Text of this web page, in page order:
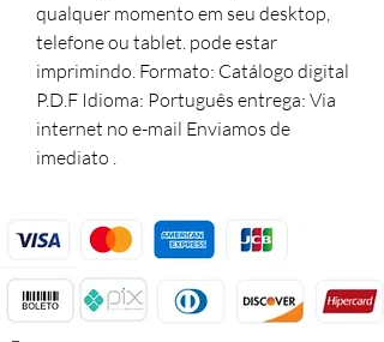
qualquer momento em seu desktop,
telefone ou tablet. pode estar
imprimindo. Formato: Catálogo digital
P.D.F Idioma: Português entrega: Via
internet no e-mail Enviamos de
imediato .